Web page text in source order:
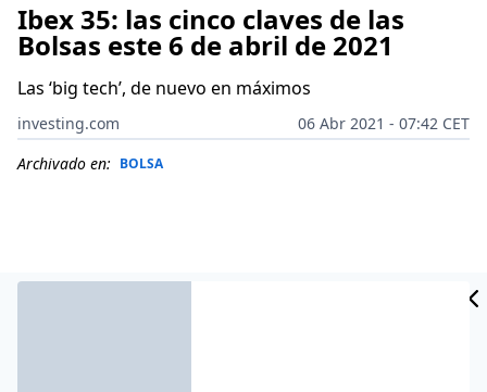
Ibex 35: las cinco claves de las
Bolsas este 6 de abril de 2021
Las ‘big tech’, de nuevo en máximos
investing.com
06 Abr 2021 - 07:42 CET
Archivado en: BOLSA